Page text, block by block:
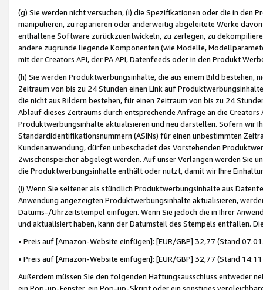
(g) Sie werden nicht versuchen, (i) die Spezifikationen oder die in
manipulieren, zu reparieren oder anderweitig abgeleitete Werke
enthaltene Software zurückzuentwickeln, zu zerlegen, zu
andere zugrunde liegende Komponenten (wie Modelle,
mit der Creators API, der PA API, Datenfeeds oder in den Produkt
(h) Sie werden Produktwerbungsinhalte, die aus einem Bild bestehen,
Zeitraum von bis zu 24 Stunden einen Link auf
die nicht aus Bildern bestehen, für einen Zeitraum von bis zu 24
Ablauf dieses Zeitraums durch entsprechende Anfrage an die
Produktwerbungsinhalte aktualisieren und neu darstellen. Sofern wir
Standardidentifikationsnummern (ASINs) für einen unbestimmten
Kundenanwendung, dürfen unbeschadet des Vorstehenden
Zwischenspeicher abgelegt werden. Auf unser Verlangen werden Sie
die Produktwerbungsinhalte enthält oder nutzt, damit wir Ihre
(i) Wenn Sie seltener als stündlich Produktwerbungsinhalte aus
Anwendung angezeigten Produktwerbungsinhalte aktualisieren,
Datums-/Uhrzeitstempel einfügen. Wenn Sie jedoch die in Ihrer
und aktualisiert haben, kann der Datumsteil des Stempels entfallen.
• Preis auf [Amazon-Website einfügen]: [EUR/GBP] 32,77 (Stand
• Preis auf [Amazon-Website einfügen]: [EUR/GBP] 32,77 (Stand
Außerdem müssen Sie den folgenden Haftungsausschluss entweder
ein Pop-up-Fenster, ein Pop-up-Skript oder ein sonstiges